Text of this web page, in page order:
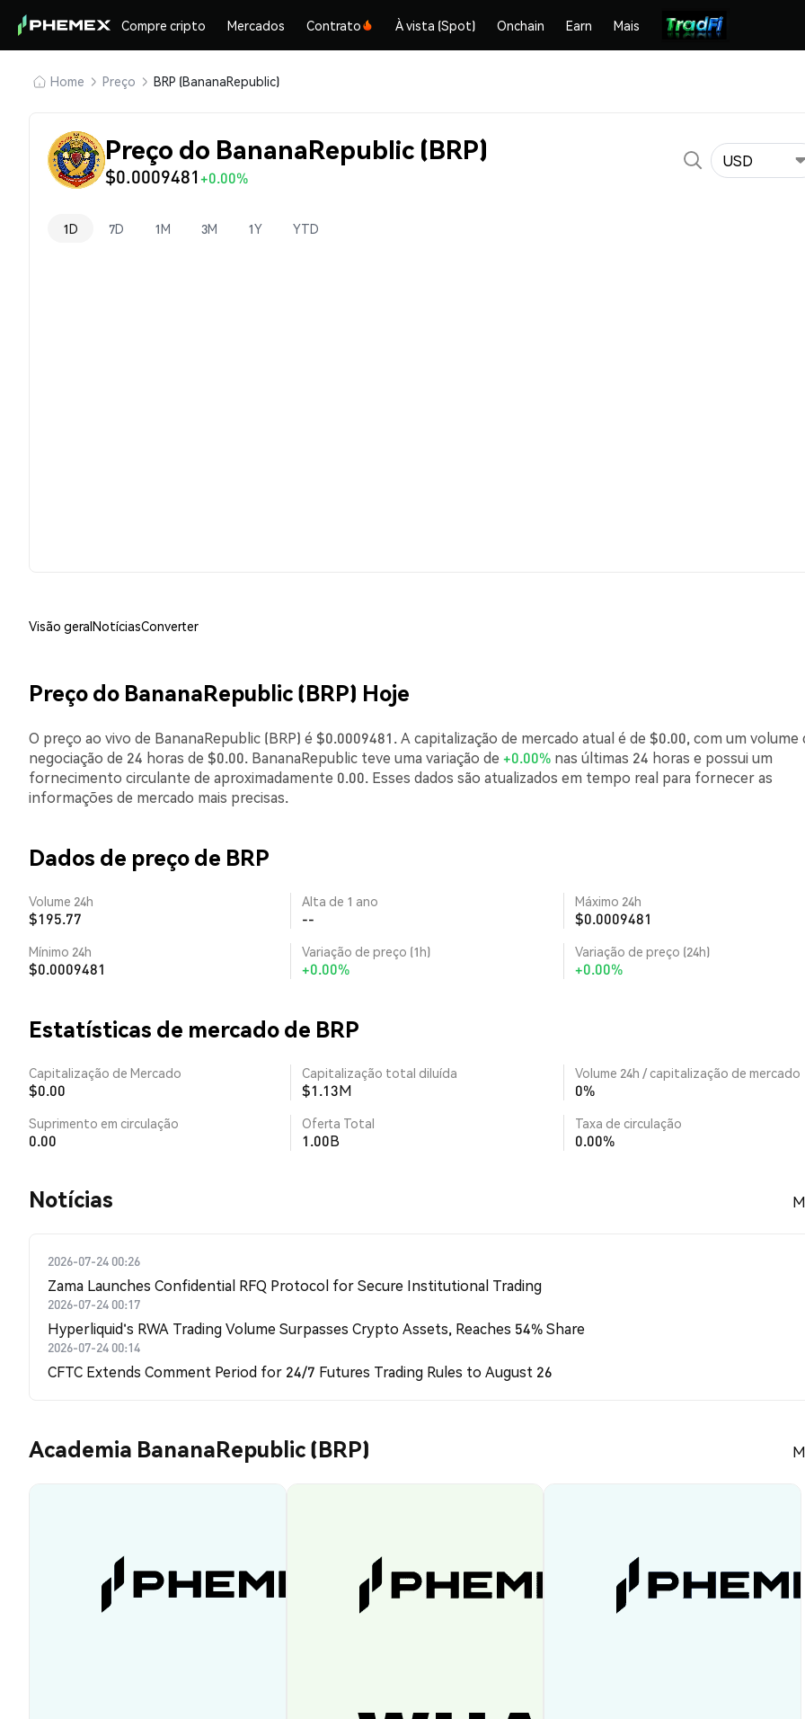
Compre cripto Mercados Contrato À vista (Spot) Onchain Earn Mais
Home Preço BRP (BananaRepublic)
Preço do BananaRepublic (BRP)
$0.0009481+0.00%
USD
1D 7D 1M 3M 1Y YTD
Visão geralNotíciasConverter
Preço do BananaRepublic (BRP) Hoje
O preço ao vivo de BananaRepublic (BRP) é $0.0009481. A capitalização de mercado atual é de $0.00, com um volume
negociação de 24 horas de $0.00. BananaRepublic teve uma variação de +0.00% nas últimas 24 horas e possui um
fornecimento circulante de aproximadamente 0.00. Esses dados são atualizados em tempo real para fornecer as
informações de mercado mais precisas.
Dados de preço de BRP
Volume 24h
$195.77
Alta de 1 ano
--
Máximo 24h
$0.0009481
Mínimo 24h
$0.0009481
Variação de preço (1h)
+0.00%
Variação de preço (24h)
+0.00%
Estatísticas de mercado de BRP
Capitalização de Mercado
$0.00
Capitalização total diluída
$1.13M
Volume 24h / capitalização de mercado
0%
Suprimento em circulação
0.00
Oferta Total
1.00B
Taxa de circulação
0.00%
​​Notícias​​
2026-07-24 00:26
Zama Launches Confidential RFQ Protocol for Secure Institutional Trading
2026-07-24 00:17
Hyperliquid's RWA Trading Volume Surpasses Crypto Assets, Reaches 54% Share
2026-07-24 00:14
CFTC Extends Comment Period for 24/7 Futures Trading Rules to August 26
Academia BananaRepublic (BRP)